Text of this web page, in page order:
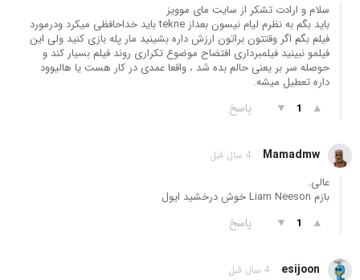
سلام و ارادت تشکر از سایت مای موویز
باید بگم به نظرم لیام نیسون بعداز tekne باید خداحافظی میکرد ودرمورد
فیلم بگم اگر وقتتون براتون ارزش داره بشینید مار پله بازی کنید ولی این
فیلمو نبینید فیلمبرداری افتضاح موضوع تکراری روند فیلم بسیار کند و
حوصله سر بر یعنی حالم بده شد ، واقعا عمدی در کار هست یا هالیوود
داره تعطیل میشه.
▲
1
▼ پاسخ
Mamadmw 4 سال قبل
عالی.
بازم Liam Neeson خوش درخشید ایول
▲
1
▼ پاسخ
esijoon 4 سال قبل